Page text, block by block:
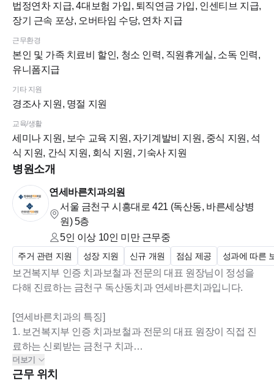
법정연차 지급, 4대보험 가입, 퇴직연금 가입, 인센티브 지급,
장기 근속 포상, 오버타임 수당, 연차 지급
근무환경
본인 및 가족 치료비 할인, 청소 인력, 직원휴게실, 소독 인력,
유니폼지급
기타 지원
경조사 지원, 명절 지원
교육/생활
세미나 지원, 보수 교육 지원, 자기계발비 지원, 중식 지원, 석
식 지원, 간식 지원, 회식 지원, 기숙사 지원
병원소개
연세바른치과의원
서울 금천구 시흥대로 421 (독산동, 바른세상병
원) 5층
5인 이상 10인 미만근무중
주거 관련 지원 성장 지원 신규 개원 점심 제공 성과에 따른
보건복지부 인증 치과보철과 전문의 대표 원장님이 정성을
다해 진료하는 금천구 독산동치과 연세바른치과입니다.
[연세바른치과의 특징]
1. 보건복지부 인증 치과보철과 전문의 대표 원장이 직접 진
료하는 신뢰받는 금천구 치과
2. 최소한의 방문과 단순한 진료 프로세스에 따른 치료 제공
3. 대학 병원에 견주어 수준 높은 의료 서비스 제공
더보기
근무 위치